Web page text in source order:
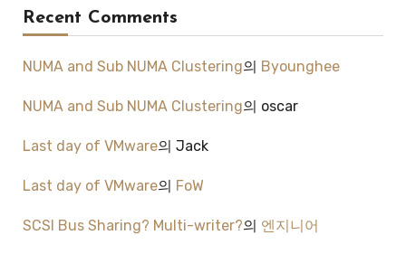
Recent Comments
NUMA and Sub NUMA Clustering의 Byounghee
NUMA and Sub NUMA Clustering의 oscar
Last day of VMware의 Jack
Last day of VMware의 FoW
SCSI Bus Sharing? Multi-writer?의 엔지니어